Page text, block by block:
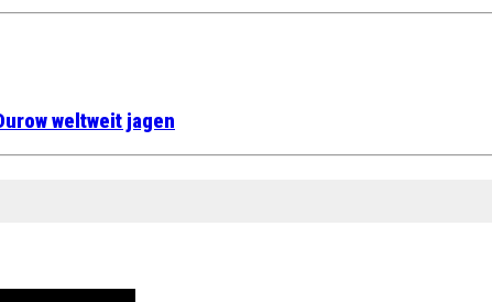
weltweit jagen